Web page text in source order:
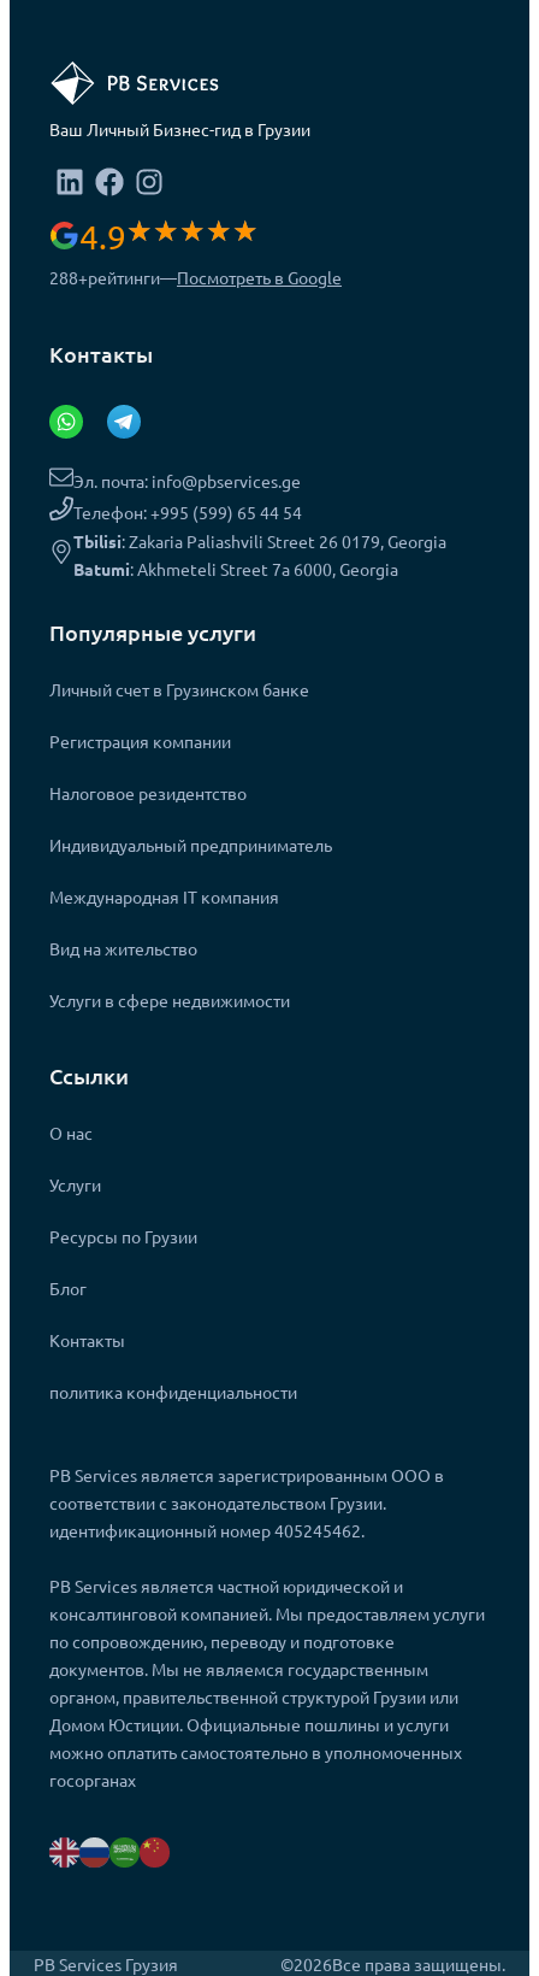
Ваш Личный Бизнес-гид в Грузии
4.9
288+рейтинги—Посмотреть в Google
Контакты
Эл. почта: info@pbservices.ge
Телефон: +995 (599) 65 44 54
Tbilisi: Zakaria Paliashvili Street 26 0179, Georgia
Batumi: Akhmeteli Street 7a 6000, Georgia
Популярные услуги
Личный счет в Грузинском банке
Регистрация компании
Налоговое резидентство
Индивидуальный предприниматель
Международная IT компания
Вид на жительство
Услуги в сфере недвижимости
Ссылки
О нас
Услуги
Ресурсы по Грузии
Блог
Контакты
политика конфиденциальности
PB Services является зарегистрированным ООО в
соответствии с законодательством Грузии.
идентификационный номер 405245462.
PB Services является частной юридической и
консалтинговой компанией. Мы предоставляем услуги
по сопровождению, переводу и подготовке
документов. Мы не являемся государственным
органом, правительственной структурой Грузии или
Домом Юстиции. Официальные пошлины и услуги
можно оплатить самостоятельно в уполномоченных
госорганах
PB Services Грузия ©2026Все права защищены.